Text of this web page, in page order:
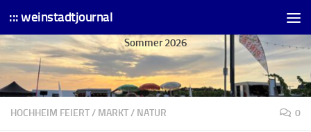
Skip to content
::: weinstadtjournal
Sommer 2026
HOCHHEIM FEIERT/ MARKT/ NATUR 0